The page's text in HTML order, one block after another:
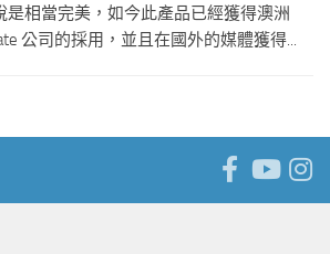
是相當完美，如今此產品已經獲得澳洲
公司的採用，並且在國外的媒體獲得...